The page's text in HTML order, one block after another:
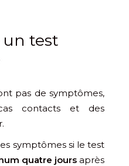
test
pas de symptômes,
contacts et des
symptômes si le test
quatre jours après